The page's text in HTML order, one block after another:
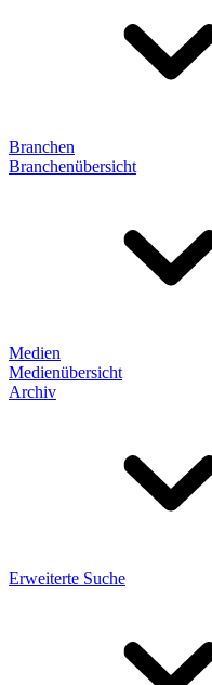
Branchen
Branchenübersicht
Medien
Medienübersicht
Archiv
Erweiterte Suche